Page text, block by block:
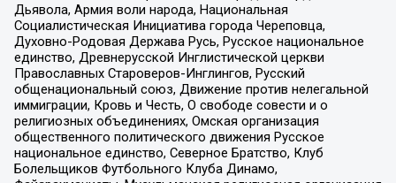
Дьявола, Армия воли народа, Национальная
Социалистическая Инициатива города Череповца,
Духовно-Родовая Держава Русь, Русское национальное
единство, Древнерусской Инглистической церкви
Православных Староверов-Инглингов, Русский
общенациональный союз, Движение против нелегальной
иммиграции, Кровь и Честь, О свободе совести и о
религиозных объединениях, Омская организация
общественного политического движения Русское
национальное единство, Северное Братство, Клуб
Болельщиков Футбольного Клуба Динамо,